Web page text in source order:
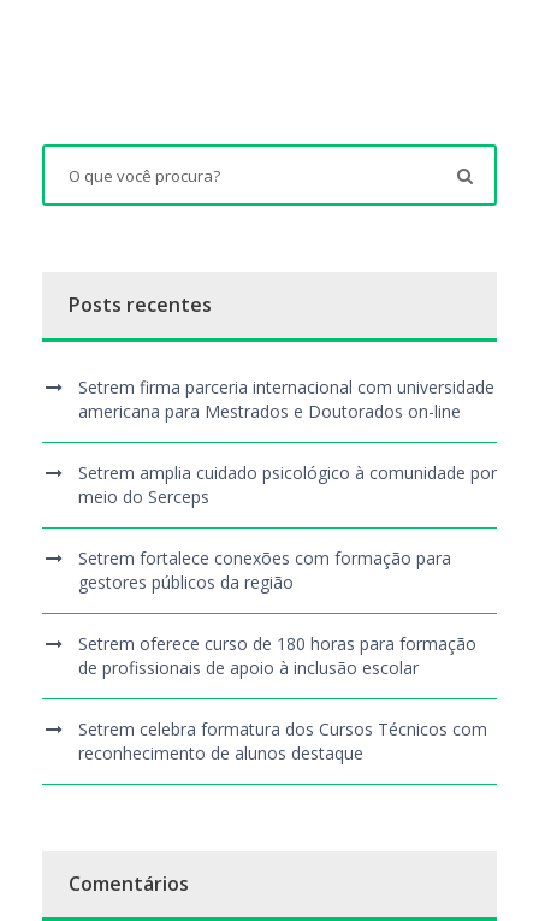
Posts recentes
Setrem firma parceria internacional com universidade
americana para Mestrados e Doutorados on-line
Setrem amplia cuidado psicológico à comunidade por
meio do Serceps
Setrem fortalece conexões com formação para
gestores públicos da região
Setrem oferece curso de 180 horas para formação
de profissionais de apoio à inclusão escolar
Setrem celebra formatura dos Cursos Técnicos com
reconhecimento de alunos destaque
Comentários